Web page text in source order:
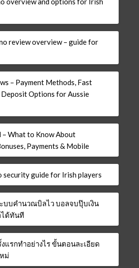
review overview – guide for
– Payment Methods, Fast
Options for Aussie
What to Know About
Payments & Mobile
security guide for Irish players
บบคำนวณบิลไว บอลจบปุ๊บเงิน
ได้ทันที
แรกทำอย่างไร ขั้นตอนละเอียด
ม่